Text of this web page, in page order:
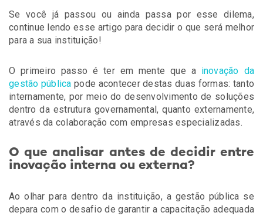
Se você já passou ou ainda passa por esse dilema,
continue lendo esse artigo para decidir o que será melhor
para a sua instituição!
O primeiro passo é ter em mente que a inovação da
gestão pública pode acontecer destas duas formas: tanto
internamente, por meio do desenvolvimento de soluções
dentro da estrutura governamental, quanto externamente,
através da colaboração com empresas especializadas.
O que analisar antes de decidir entre
inovação interna ou externa?
Ao olhar para dentro da instituição, a gestão pública se
depara com o desafio de garantir a capacitação adequada